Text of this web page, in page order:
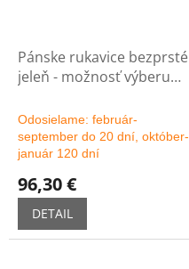
Pánske rukavice bezprsté
jeleň - možnosť výberu
Odosielame: február-
september do 20 dní, október-
január 120 dní
96,30 €
DETAIL